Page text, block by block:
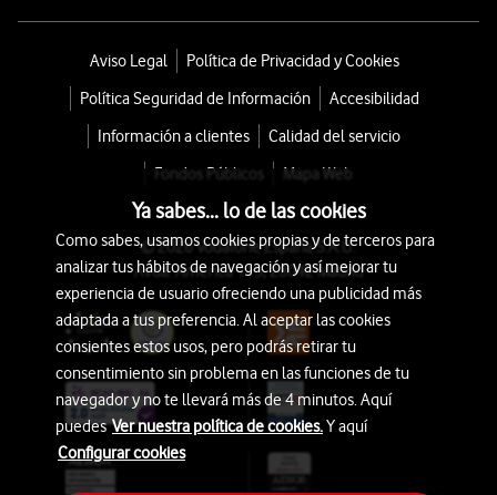
Aviso Legal
Política de Privacidad y Cookies
Política Seguridad de Información
Accesibilidad
Información a clientes
Calidad del servicio
Fondos Públicos
Mapa Web
© 2026 Vodafone España S.A.U.
Avda. América 115, 28042 Madrid
Ya sabes... lo de las cookies
Como sabes, usamos cookies propias y de terceros para
analizar tus hábitos de navegación y así mejorar tu
experiencia de usuario ofreciendo una publicidad más
adaptada a tus preferencia. Al aceptar las cookies
consientes estos usos, pero podrás retirar tu
consentimiento sin problema en las funciones de tu
navegador y no te llevará más de 4 minutos. Aquí
puedesVer nuestra política de cookies.Y aquí
Configurar cookies